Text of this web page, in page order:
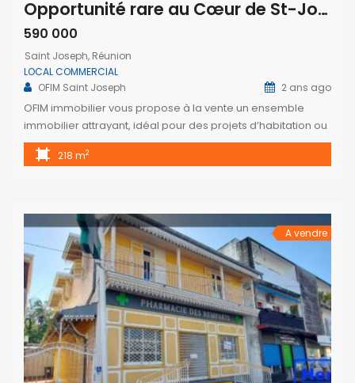
Opportunité rare au Cœur de St-Joseph : Ensemble Immobilier Polyvalent à Vendre
590 000
Saint Joseph, Réunion
LOCAL COMMERCIAL
OFIM Saint Joseph
2 ans ago
OFIM immobilier vous propose à la vente un ensemble
immobilier attrayant, idéal pour des projets d’habitation ou
des locaux commerciaux et professionnels, situé en plein
cœur du centre-ville de Saint-Joseph, sur la rue
de 268 m² dont 218 m² […]
218 m2
A vendre